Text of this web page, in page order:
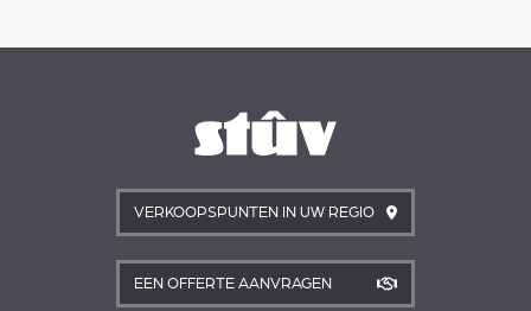
VERKOOPSPUNTEN IN UW REGIO
EEN OFFERTE AANVRAGEN